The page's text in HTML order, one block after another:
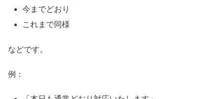
今までどおり
これまで同様
などです。
例：